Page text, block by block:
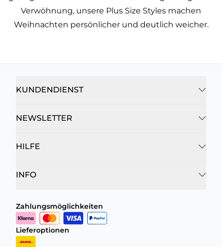
Verwöhnung, unsere Plus Size Styles machen
Weihnachten persönlicher und deutlich weicher.
KUNDENDIENST
NEWSLETTER
HILFE
INFO
Zahlungsmöglichkeiten
Lieferoptionen